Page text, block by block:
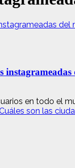
del
en todo el
son las